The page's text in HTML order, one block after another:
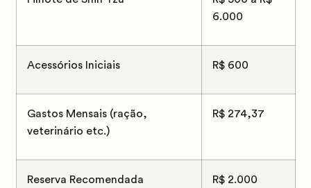
6.000
Acessórios Iniciais R$ 600
Gastos Mensais (ração,
veterinário etc.)
R$ 274,37
Reserva Recomendada R$ 2.000